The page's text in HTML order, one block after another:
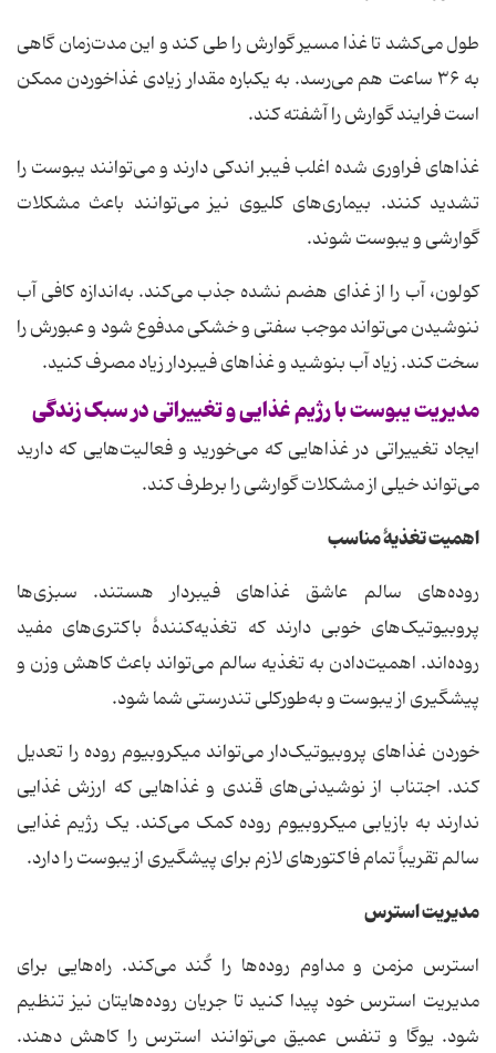
طول می‌کشد تا غذا مسیر گوارش را طی کند و این مدت‌زمان گاهی
به ۳۶ ساعت هم می‌رسد. به یکباره مقدار زیادی غذاخوردن ممکن
است فرایند گوارش را آشفته کند.
غذاهای فراوری شده اغلب فیبر اندکی دارند و می‌توانند یبوست را
تشدید کنند. بیماری‌های کلیوی نیز می‌توانند باعث مشکلات
گوارشی و یبوست شوند.
کولون، آب را از غذای هضم نشده جذب می‌کند. به‌اندازه کافی آب
ننوشیدن می‌تواند موجب سفتی و خشکی مدفوع شود و عبورش را
سخت کند. زیاد آب بنوشید و غذاهای فیبردار زیاد مصرف کنید.
مدیریت یبوست با رژیم غذایی و تغییراتی در سبک زندگی
ایجاد تغییراتی در غذاهایی که می‌خورید و فعالیت‌هایی که دارید
می‌تواند خیلی از مشکلات گوارشی را برطرف کند.
اهمیت تغذیهٔ مناسب
روده‌های سالم عاشق غذاهای فیبردار هستند. سبزی‌ها
پروبیوتیک‌های خوبی دارند که تغذیه‌کنندهٔ باکتری‌های مفید
روده‌اند. اهمیت‌دادن به تغذیه سالم می‌تواند باعث کاهش وزن و
پیشگیری از یبوست و به‌طورکلی تندرستی شما شود.
خوردن غذاهای پروبیوتیک‌دار می‌تواند میکروبیوم روده را تعدیل
کند. اجتناب از نوشیدنی‌های قندی و غذاهایی که ارزش غذایی
ندارند به بازیابی میکروبیوم روده کمک می‌کند. یک رژیم غذایی
سالم تقریباً تمام فاکتورهای لازم برای پیشگیری از یبوست را دارد.
مدیریت استرس
استرس مزمن و مداوم روده‌ها را کُند می‌کند. راه‌هایی برای
مدیریت استرس خود پیدا کنید تا جریان روده‌هایتان نیز تنظیم
شود. یوگا و تنفس عمیق می‌توانند استرس را کاهش دهند.